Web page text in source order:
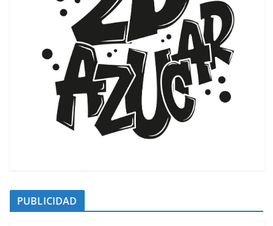
PUBLICIDAD